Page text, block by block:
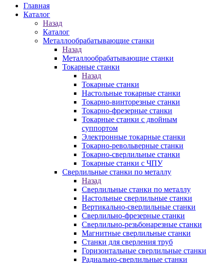
Главная
Каталог
Назад
Каталог
Металлообрабатывающие станки
Назад
Металлообрабатывающие станки
Токарные станки
Назад
Токарные станки
Настольные токарные станки
Токарно-винторезные станки
Токарно-фрезерные станки
Токарные станки с двойным
суппортом
Электронные токарные станки
Токарно-револьверные станки
Токарно-сверлильные станки
Токарные станки с ЧПУ
Сверлильные станки по металлу
Назад
Сверлильные станки по металлу
Настольные сверлильные станки
Вертикально-сверлильные станки
Сверлильно-фрезерные станки
Сверлильно-резьбонарезные станки
Магнитные сверлильные станки
Станки для сверления труб
Горизонтальные сверлильные станки
Радиально-сверлильные станки